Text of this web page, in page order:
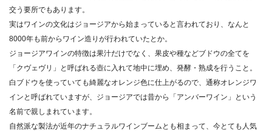
交う要所でもあります。
実はワインの文化はジョージアから始まっていると言われており、なんと
8000年も前からワイン造りが行われていたとか。
ジョージアワインの特徴は果汁だけでなく、果皮や種などブドウの全てを
「クヴェヴリ」と呼ばれる壺に入れて地中に埋め、発酵・熟成を行うこと。
白ブドウを使っていても綺麗なオレンジ色に仕上がるので、通称オレンジワ
インと呼ばれていますが、ジョージアでは昔から「アンバーワイン」という
名前で親しまれています。
自然派な製法が近年のナチュラルワインブームとも相まって、今とても人気